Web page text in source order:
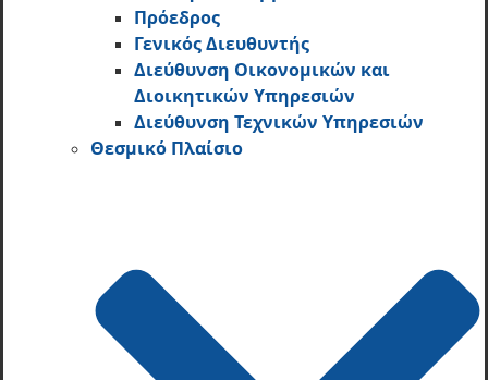
Πρόεδρος
Γενικός Διευθυντής
Διεύθυνση Οικονομικών και
Διοικητικών Υπηρεσι­ών
Διεύθυνση Τεχνικών Υπηρεσιών
Θεσμικό Πλαίσιο